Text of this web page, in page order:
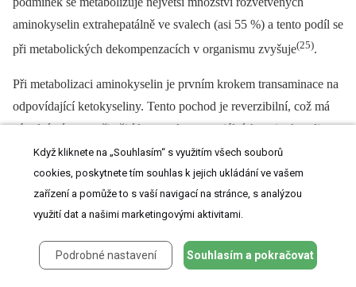
aminokyselin extrahepatálně ve svalech (asi 55 %) a tento podíl se
při metabolických dekompenzacích v organismu zvyšuje(25).
Při metabolizaci aminokyselin je prvním krokem trans­aminace na
odpovídající ketokyseliny. Tento pochod je reverzibilní, což má
zásadní význam při užití ketoanalog esenciálních aminokyselin.
Umožňuje tak příslušným ketokyselinám nahradit základní
aminokyseliny v bílkovinách diety. Konečným produktem
oxidace leucinu a izoleucinu je acetyl CoA, který může sloužit
jako základní zdroj pro syntézu mastných kyselin. Při neúplné
oxidaci leucinu vzniká hydroxymetyl-glutaryl-CoA, základní
prekursor cholesterolu. Valin se metabolizuje na sukcinyl CoA
Když kliknete na „Souhlasím“ s využitím všech souborů
cookies, poskytnete tím souhlas k jejich ukládání ve vašem
zařízení a pomůže to s vaší navigací na stránce, s analýzou
využití dat a našimi marketingovými aktivitami.
Podrobné nastavení Souhlasím a pokračovat